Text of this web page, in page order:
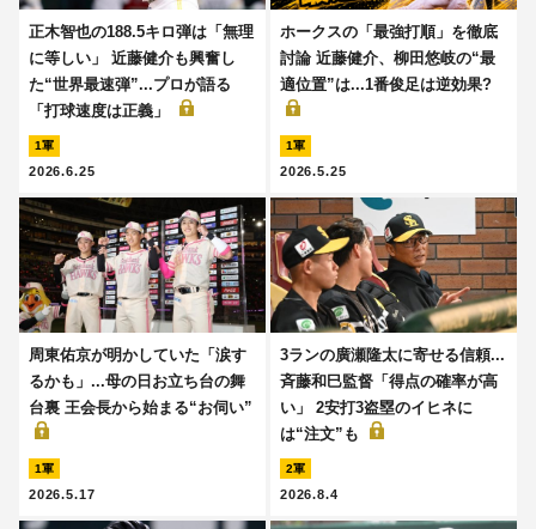
正木智也の188.5キロ弾は「無理
に等しい」 近藤健介も興奮し
た“世界最速弾”...プロが語る
「打球速度は正義」
1軍
2026.6.25
ホークスの「最強打順」を徹底
討論 近藤健介、柳田悠岐の“最
適位置”は...1番俊足は逆効果?
1軍
2026.5.25
周東佑京が明かしていた「涙す
るかも」...母の日お立ち台の舞
台裏 王会長から始まる“お伺い”
1軍
2026.5.17
3ランの廣瀬隆太に寄せる信頼...
斉藤和巳監督「得点の確率が高
い」 2安打3盗塁のイヒネに
は“注文”も
2軍
2026.8.4